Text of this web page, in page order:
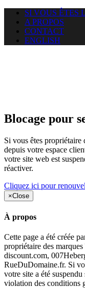
SI VOUS ÊTES
A PROPOS
CONTACT
ENGLISH
Blocage pour
Si vous êtes
depuis votre espace
votre site web est
réactiver.
Cliquez ici pour
×Close
À propos
Cette page a été créée
propriétaire des
discount.com,
RueDuDomaine.fr. Si
votre site a été
violation des conditions